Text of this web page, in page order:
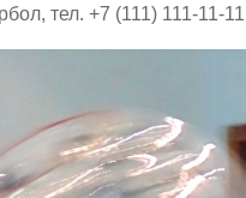
тел. +7 (111) 111-11-